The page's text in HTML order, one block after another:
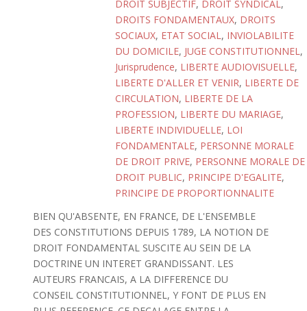
DROIT SUBJECTIF, DROIT SYNDICAL,
DROITS FONDAMENTAUX, DROITS
SOCIAUX, ETAT SOCIAL, INVIOLABILITE
DU DOMICILE, JUGE CONSTITUTIONNEL,
Jurisprudence, LIBERTE AUDIOVISUELLE,
LIBERTE D'ALLER ET VENIR, LIBERTE DE
CIRCULATION, LIBERTE DE LA
PROFESSION, LIBERTE DU MARIAGE,
LIBERTE INDIVIDUELLE, LOI
FONDAMENTALE, PERSONNE MORALE
DE DROIT PRIVE, PERSONNE MORALE DE
DROIT PUBLIC, PRINCIPE D'EGALITE,
PRINCIPE DE PROPORTIONNALITE
BIEN QU'ABSENTE, EN FRANCE, DE L'ENSEMBLE
DES CONSTITUTIONS DEPUIS 1789, LA NOTION DE
DROIT FONDAMENTAL SUSCITE AU SEIN DE LA
DOCTRINE UN INTERET GRANDISSANT. LES
AUTEURS FRANCAIS, A LA DIFFERENCE DU
CONSEIL CONSTITUTIONNEL, Y FONT DE PLUS EN